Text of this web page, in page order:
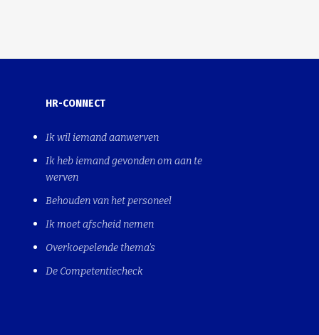
HR-CONNECT
Ik wil iemand aanwerven
Ik heb iemand gevonden om aan te
werven
Behouden van het personeel
Ik moet afscheid nemen
Overkoepelende thema's
De Competentiecheck